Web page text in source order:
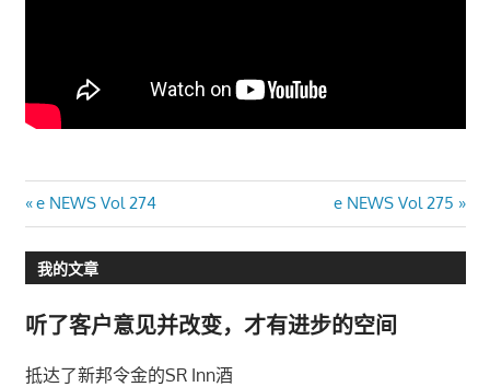
文
章
导
航
Previous
Post:
e NEWS Vol 274
Next
Post:
e NEWS Vol 275
我的文章
听了客户意见并改变，才有进步的空间
抵达了新邦令金的SR Inn酒